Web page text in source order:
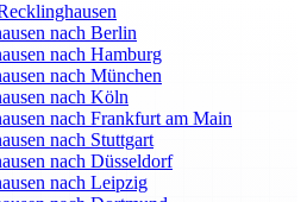
nach Berlin
nach Hamburg
nach München
nach Köln
nach Frankfurt am Main
nach Stuttgart
nach Düsseldorf
nach Leipzig